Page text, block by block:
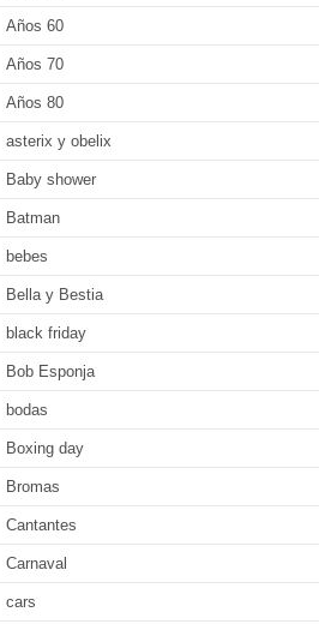
Años 60
Años 70
Años 80
asterix y obelix
Baby shower
Batman
bebes
Bella y Bestia
black friday
Bob Esponja
bodas
Boxing day
Bromas
Cantantes
Carnaval
cars